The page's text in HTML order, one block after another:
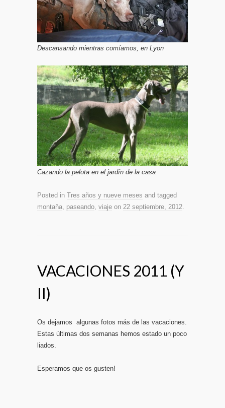
Descansando mientras comíamos, en Lyon
Cazando la pelota en el jardín de la casa
Posted in Tres años y nueve meses and tagged
montaña paseando viaje on 22 septiembre, 2012
VACACIONES 2011 (Y
II)
Os dejamos algunas fotos más de las vacaciones.
Estas últimas dos semanas hemos estado un poco
liados.
Esperamos que os gusten!